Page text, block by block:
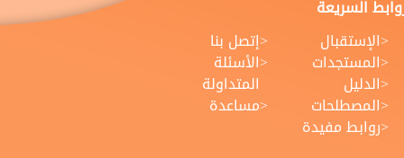
السريعة
الإستقبال
المستجدات
الدليل
المصطلحات
روابط مفيدة
إتصل بنا
الأسئلة
المتداولة
مساعدة